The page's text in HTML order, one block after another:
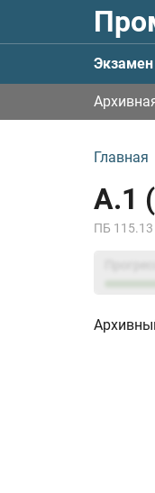
Экзамен
Главная
А.1
ПБ 115.13